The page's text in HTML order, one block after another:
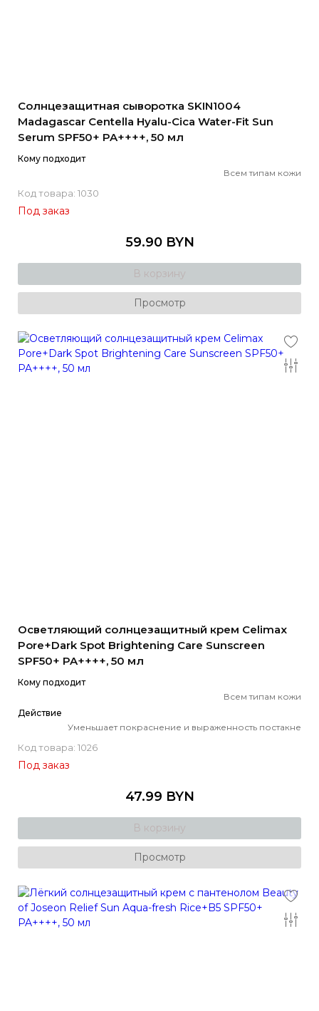
Солнцезащитная сыворотка SKIN1004
Madagascar Centella Hyalu-Cica Water-Fit Sun
Serum SPF50+ PA++++, 50 мл
Кому подходит
Всем типам кожи
Код товара: 1030
Под заказ
59.90 BYN
В корзину
Просмотр
Осветляющий солнцезащитный крем Celimax
Pore+Dark Spot Brightening Care Sunscreen
SPF50+ PA++++, 50 мл
Кому подходит
Всем типам кожи
Действие
Уменьшает покраснение и выраженность постакне
Код товара: 1026
Под заказ
47.99 BYN
В корзину
Просмотр